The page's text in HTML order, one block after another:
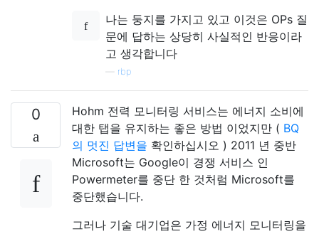
나는 둥지를 가지고 있고 이것은 OPs 질
문에 답하는 상당히 사실적인 반응이라
고 생각합니다
rbp
0
Hohm 전력 모니터링 서비스는 에너지 소비에
대한 탭을 유지하는 좋은 방법 이었지만 ( BQ
의 멋진 답변을 확인하십시오 ) 2011 년 중반
Microsoft는 Google이 경쟁 서비스 인
Powermeter를 중단 한 것처럼 Microsoft를
중단했습니다.
그러나 기술 대기업은 가정 에너지 모니터링을